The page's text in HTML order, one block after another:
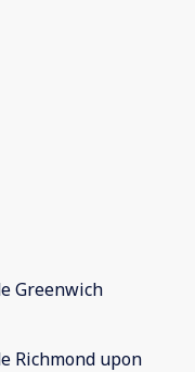
Greenwich
Richmond upon